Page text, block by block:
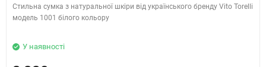
Стильна сумка з натуральної шкіри від українського бренду Vito Torelli
модель 1001 білого кольору
У наявності